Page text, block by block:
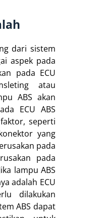
dari sistem
aspek pada
pada ECU
atau
ABS akan
ECU ABS
seperti
yang
pada
pada
lampu ABS
adalah ECU
dilakukan
ABS dapat